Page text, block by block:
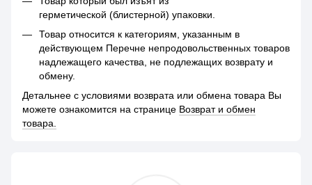
герметической (блистерной) упаковки.
Товар относится к категориям, указанным в
действующем Перечне непродовольственных товаров
надлежащего качества, не подлежащих возврату и
обмену.
Детальнее с условиями возврата или обмена товара Вы
можете ознакомится на странице Возврат и обмен
товара.